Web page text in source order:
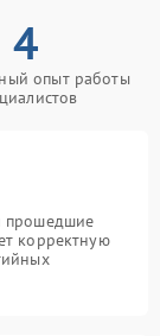
4
опыт работы
прошедшие
корректную